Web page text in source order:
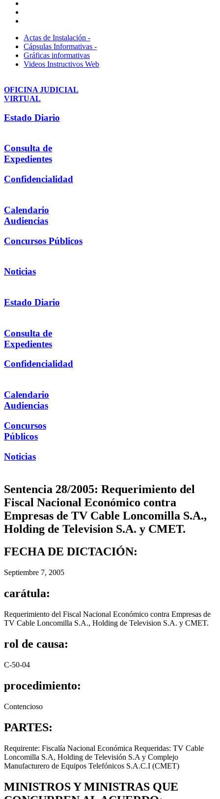
Actas de Instalación -
Cápsulas Informativas -
Gráficas informativas
Videos Instructivos Web
OFICINA JUDICIAL
VIRTUAL
Estado Diario
Consulta de
Expedientes
Confidencialidad
Calendario
Audiencias
Concursos Públicos
Noticias
Estado Diario
Consulta de
Expedientes
Confidencialidad
Calendario
Audiencias
Concursos
Públicos
Noticias
Sentencia 28/2005: Requerimiento del
Fiscal Nacional Económico contra
Empresas de TV Cable Loncomilla S.A.,
Holding de Television S.A. y CMET.
FECHA DE DICTACIÓN:
Septiembre 7, 2005
carátula:
Requerimiento del Fiscal Nacional Económico contra Empresas de
TV Cable Loncomilla S.A., Holding de Television S.A. y CMET.
rol de causa:
C-50-04
procedimiento:
Contencioso
PARTES:
Requirente: Fiscalía Nacional Económica Requeridas: TV Cable
Loncomilla S.A, Holding de Televisión S.A y Complejo
Manufacturero de Equipos Telefónicos S.A.C.I (CMET)
MINISTROS Y MINISTRAS QUE